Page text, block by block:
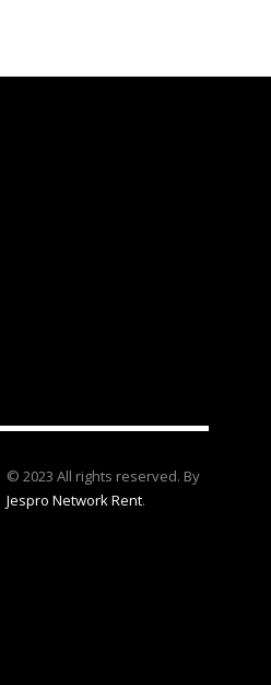
© 2023 All rights reserved. By
Jespro Network Rent.